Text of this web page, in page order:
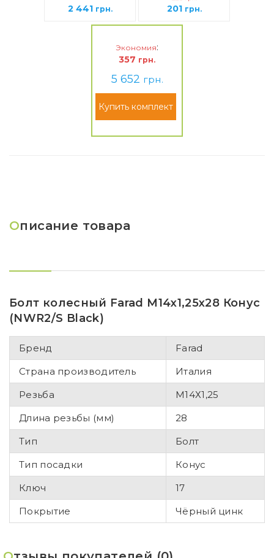
Black)
2 441 грн. 201 грн.
Экономия:
357 грн.
5 652 грн.
Купить комплект
Описание товара
Болт колесный Farad M14x1,25x28 Конус
(NWR2/S Black)
Бренд
Farad
Страна производитель
Италия
Резьба
М14Х1,25
Длина резьбы (мм)
28
Тип
Болт
Тип посадки
Конус
Ключ
17
Покрытие
Чёрный цинк